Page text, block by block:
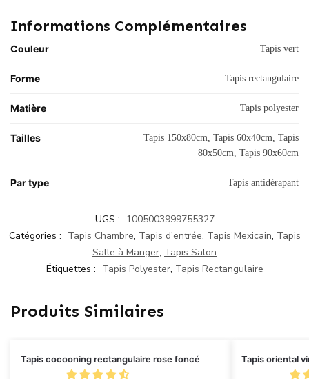
Informations Complémentaires
Couleur Tapis vert
Forme Tapis rectangulaire
Matière Tapis polyester
Tailles
Tapis 150x80cm, Tapis 60x40cm, Tapis
80x50cm, Tapis 90x60cm
Par type Tapis antidérapant
UGS : 1005003999755327
Catégories : Tapis Chambre, Tapis d'entrée, Tapis Mexicain, Tapis
Salle à Manger, Tapis Salon
Étiquettes : Tapis Polyester, Tapis Rectangulaire
Produits Similaires
Tapis cocooning rectangulaire rose foncé Tapis oriental